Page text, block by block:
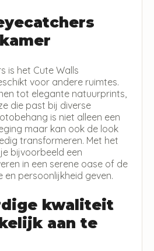
is het Cute Walls
voor andere ruimtes.
tot elegante natuurprints,
die past bij diverse
is niet alleen een
maar kan ook de look
transformeren. Met het
bijvoorbeeld een
in een serene oase of de
persoonlijkheid geven.
kwaliteit
aan te